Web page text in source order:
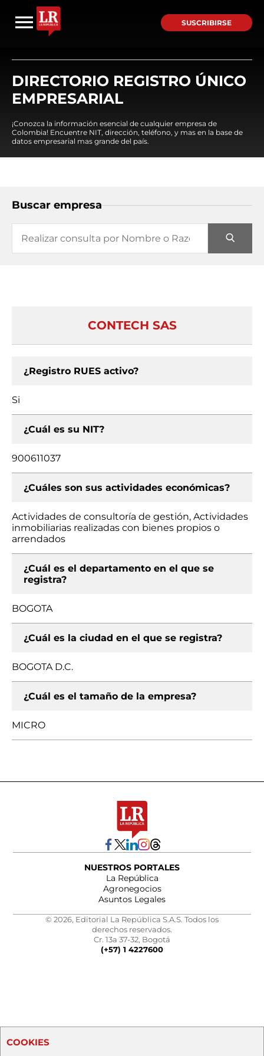
SUSCRIBIRSE
DIRECTORIO REGISTRO ÚNICO
EMPRESARIAL
¡Conozca la información esencial de cualquier empresa de
Colombia! Encuentre NIT, dirección, teléfono, y mas en la base de
datos empresarial mas grande del país.
Buscar empresa
CONTECH SAS
¿Registro RUES activo?
Si
¿Cuál es su NIT?
900611037
¿Cuáles son sus actividades económicas?
Actividades de consultoría de gestión, Actividades
inmobiliarias realizadas con bienes propios o
arrendados
¿Cuál es el departamento en el que se
registra?
BOGOTA
¿Cuál es la ciudad en el que se registra?
BOGOTA D.C.
¿Cuál es el tamaño de la empresa?
MICRO
NUESTROS PORTALES
La República
Agronegocios
Asuntos Legales
© 2026, Editorial La República S.A.S. Todos los
derechos reservados.
Cr. 13a 37-32, Bogotá
(+57) 1 4227600
COOKIES